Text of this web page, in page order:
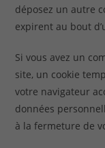
déposez un autre
expirent au bout
Si vous avez un
site, un cookie
votre navigateur
données
à la fermeture de